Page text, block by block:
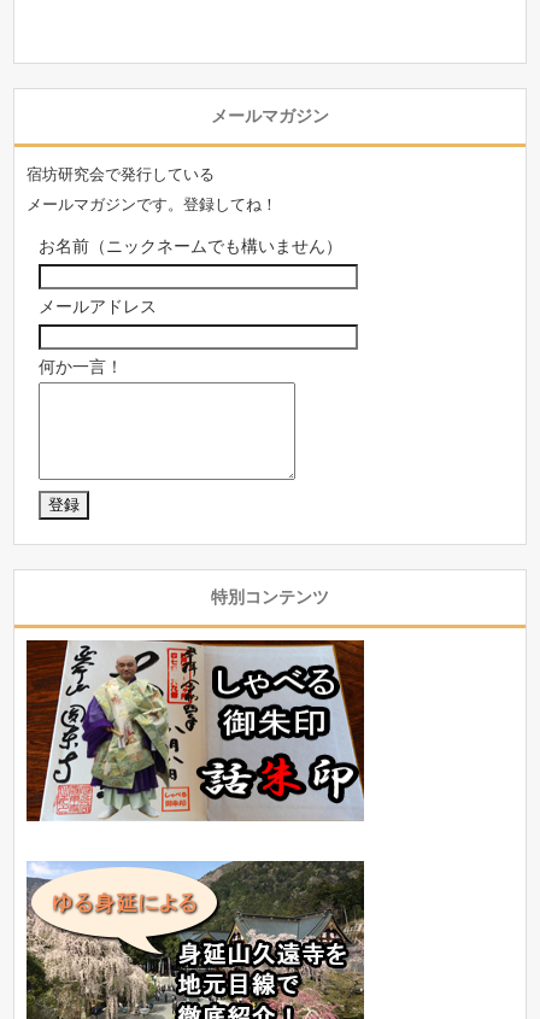
メールマガジン
宿坊研究会で発行している
メールマガジンです。登録してね！
お名前（ニックネームでも構いません）
メールアドレス
何か一言！
特別コンテンツ